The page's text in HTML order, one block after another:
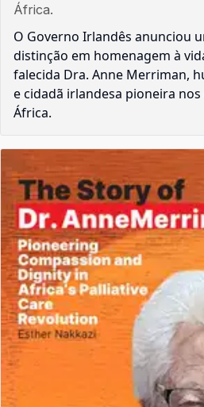
África.
O Governo Irlandês anunciou
distinção em homenagem à
falecida Dra. Anne Merriman,
e cidadã irlandesa pioneira
África.